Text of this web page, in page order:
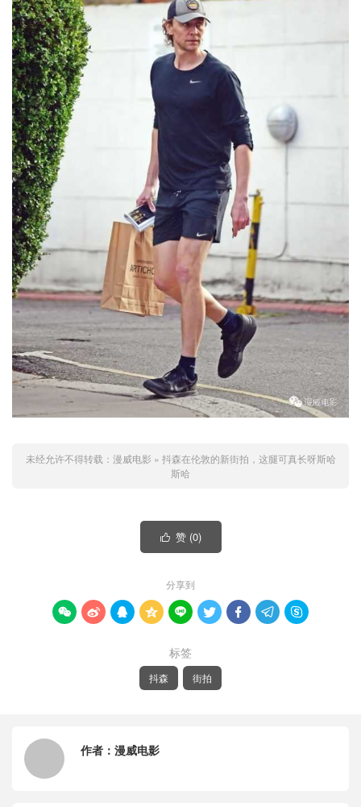
未经允许不得转载： 漫威电影 » 抖森在伦敦的新街拍，这腿可真长呀斯哈
斯哈
 赞 (0)
分享到
        
标签
抖森 街拍
作者： 漫威电影